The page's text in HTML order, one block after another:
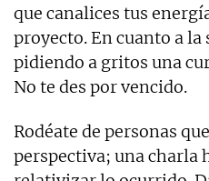
que canalices tus
proyecto. En cuanto a
pidiendo a gritos una
No te des por vencido.
Rodéate de personas
perspectiva; una charla